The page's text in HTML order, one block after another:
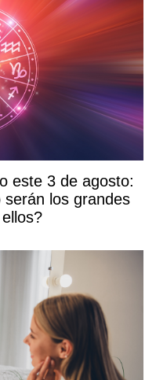
este 3 de agosto:
los grandes